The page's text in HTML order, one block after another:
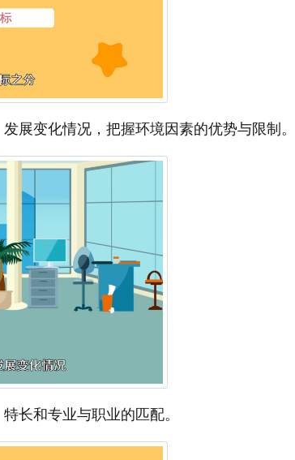
展变化情况，把握环境因素的优势与限制。
长和专业与职业的匹配。